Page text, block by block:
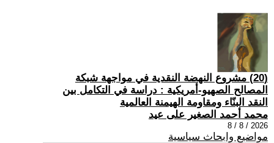
(20) مشروع النهضة النقدية في مواجهة شبكة
المصالح الصهيو-أمريكية : دراسة في التكامل بين
النقد البنّاء ومقاومة الهيمنة العالمية
محمد أحمد الصغير على عيد
2026 / 8 / 8
مواضيع وابحاث سياسية